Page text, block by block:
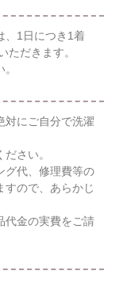
、1日につき1着
ただきます。
対にご自分で洗濯
さい。
グ代、修理費等の
すので、あらかじ
代金の実費をご請